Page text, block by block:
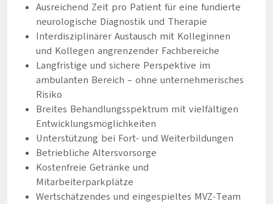
Ausreichend Zeit pro Patient für eine fundierte
neurologische Diagnostik und Therapie
Interdisziplinärer Austausch mit Kolleginnen
und Kollegen angrenzender Fachbereiche
Langfristige und sichere Perspektive im
ambulanten Bereich – ohne unternehmerisches
Risiko
Breites Behandlungsspektrum mit vielfältigen
Entwicklungsmöglichkeiten
Unterstützung bei Fort- und Weiterbildungen
Betriebliche Altersvorsorge
Kostenfreie Getränke und
Mitarbeiterparkplätze
Wertschätzendes und eingespieltes MVZ-Team